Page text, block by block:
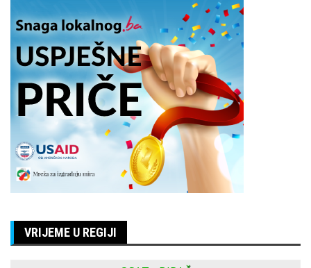
VRIJEME U REGIJI